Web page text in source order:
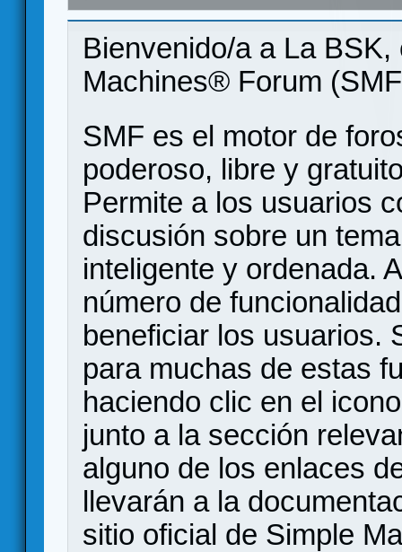
Bienvenido/a a La
Machines® Forum
SMF es el motor de
poderoso, libre y
Permite a los usuarios
discusión sobre un
inteligente y ordenada.
número de
beneficiar los usuarios.
para muchas de estas
haciendo clic en el
junto a la sección
alguno de los enlaces
llevarán a la
sitio oficial de Simple